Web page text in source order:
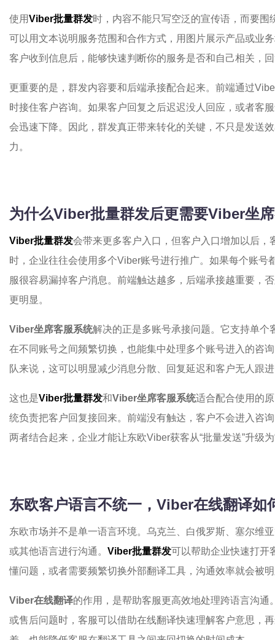
使用Viber批量群发时，内容不能只写空泛的宣传语，而要
可以用文本说明服务范围和合作方式，用图片展示产品或业
客户收到信息后，能够快速判断你的服务是否和自己相关，
更重要的是，群发内容要和后端承接配合起来。前端通过
时接住客户咨询。如果客户回复之后迟迟没人回应，或者客
会迅速下降。因此，群发真正带来转化的关键，不只是发送
力。
为什么Viber批量群发后更需要Viber坐
Viber批量群发会带来更多客户入口，但客户入口增加以后
时，企业往往会使用多个Viber账号进行推广。如果每个账号
服很容易漏掉客户消息。前端触达越多，后端承接越重要，
更明显。
Viber坐席客服系统解决的正是多账号承接问题。它支持单
在不同账号之间频繁切换，也能集中处理多个账号进入的咨
队来说，这可以明显减少消息分散、回复延迟和客户无人跟
这也是Viber批量群发和Viber坐席客服系统适合配合使用的
统负责把客户回复接回来。前端没有触达，客户不会进入咨
两者结合起来，企业才能让东欧Viber获客从“批量发送”升级
东欧客户语言不统一，Viber在线翻译如
东欧市场并不是单一语言环境。乌克兰、白俄罗斯、塞尔维
或其他语言进行沟通。 Viber批量群发可以帮助企业快速打开
懂问题，或者需要频繁切换外部翻译工具，沟通效率就会被
Viber在线翻译的作用，是帮助客服更高效地处理跨语言沟
或售后问题时，客服可以借助在线翻译快速理解客户意思，